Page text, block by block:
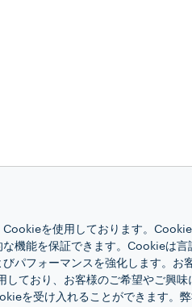
を使用しております。
機能を保証できます。Cookieは
パフォーマンスを強化します。
ており、お客様のご希望やご興
を受け入れることができます。